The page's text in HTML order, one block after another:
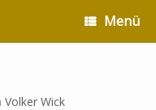
Menü
Volker Wick